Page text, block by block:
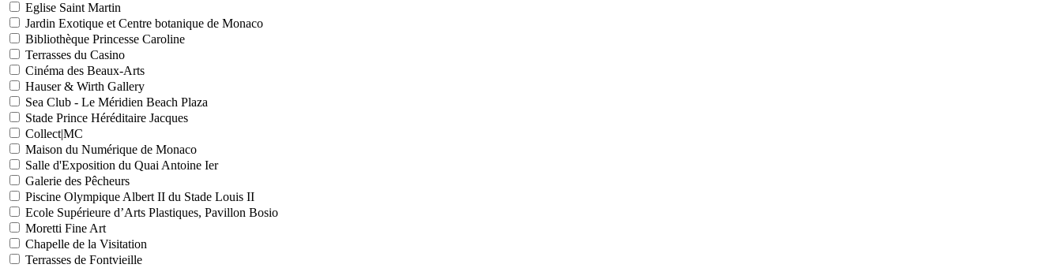
Eglise Saint Martin
Jardin Exotique et Centre botanique de Monaco
Bibliothèque Princesse Caroline
Terrasses du Casino
Cinéma des Beaux-Arts
Hauser & Wirth Gallery
Sea Club - Le Méridien Beach Plaza
Stade Prince Héréditaire Jacques
Collect|MC
Maison du Numérique de Monaco
Salle d'Exposition du Quai Antoine Ier
Galerie des Pêcheurs
Piscine Olympique Albert II du Stade Louis II
Ecole Supérieure d’Arts Plastiques, Pavillon Bosio
Moretti Fine Art
Chapelle de la Visitation
Terrasses de Fontvieille